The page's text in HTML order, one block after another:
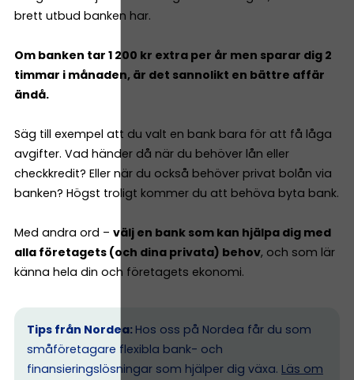
brett utbud banken har.
Om banken tar 1 200 kr extra per år men sparar dig 2
timmar i månaden, är det sannolikt en bättre affär
ändå.
Säg till exempel att du valt en bank bara för att få låga
avgifter. Vad händer då när du behöver lån eller
checkkredit? Eller när du också behöver privat bolån via
banken? Högst troligt kommer du att behöva byta bank.
Med andra ord – välj en bank som kan hjälpa dig med
alla företagets (och dina privata) behov, och som lär
känna hela din och företagets ekonomi.
Tips från Nordea: Hos oss på Nordea får du som
småföretagare flexibla bank- och
finansieringslösningar som hjälper dig växa. Läs om